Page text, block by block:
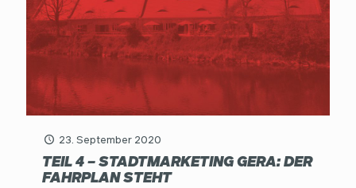
23. September 2020
TEIL 4 – STADTMARKETING GERA: DER
FAHRPLAN STEHT